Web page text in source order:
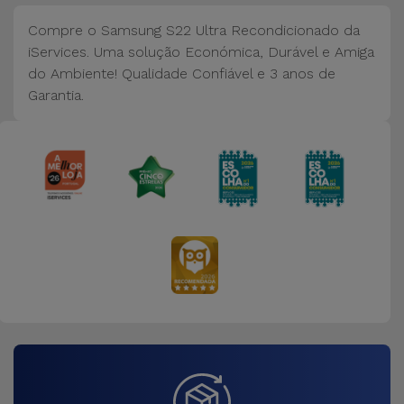
Compre o Samsung S22 Ultra Recondicionado da
iServices. Uma solução Económica, Durável e Amiga
do Ambiente! Qualidade Confiável e 3 anos de
Garantia.